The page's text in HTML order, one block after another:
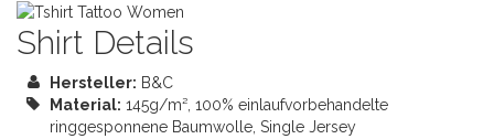
Shirt Details
Hersteller: B&C
Material: 145g/m², 100% einlaufvorbehandelte
ringgesponnene Baumwolle, Single Jersey